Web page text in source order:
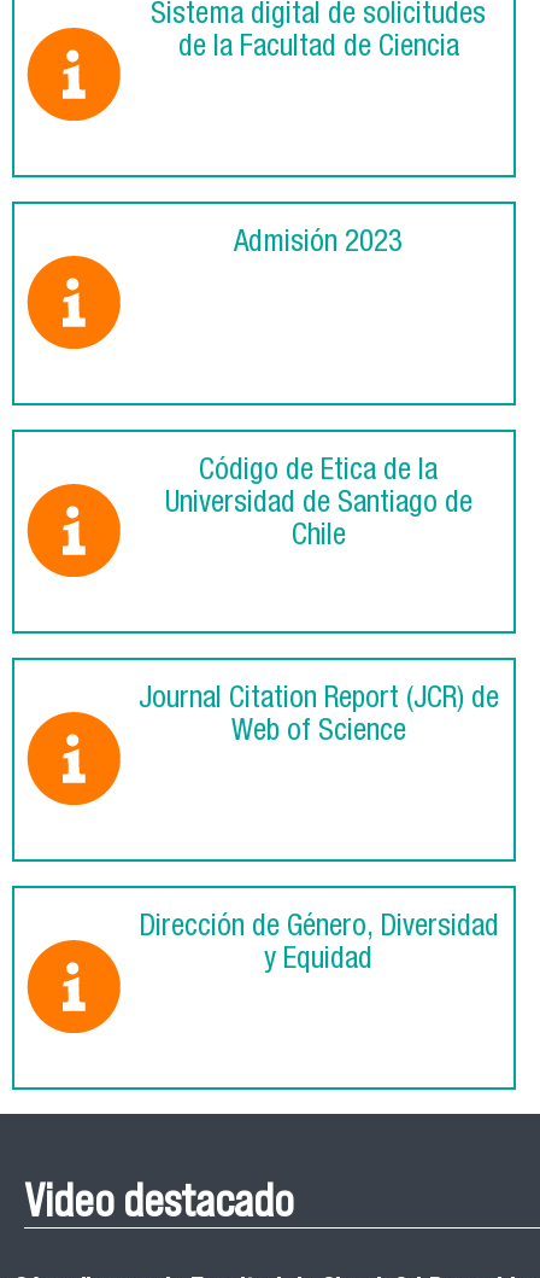
Sistema digital de solicitudes
de la Facultad de Ciencia
Admisión 2023
Código de Ética de la
Universidad de Santiago de
Chile
Journal Citation Report (JCR) de
Web of Science
Dirección de Género, Diversidad
y Equidad
Video destacado